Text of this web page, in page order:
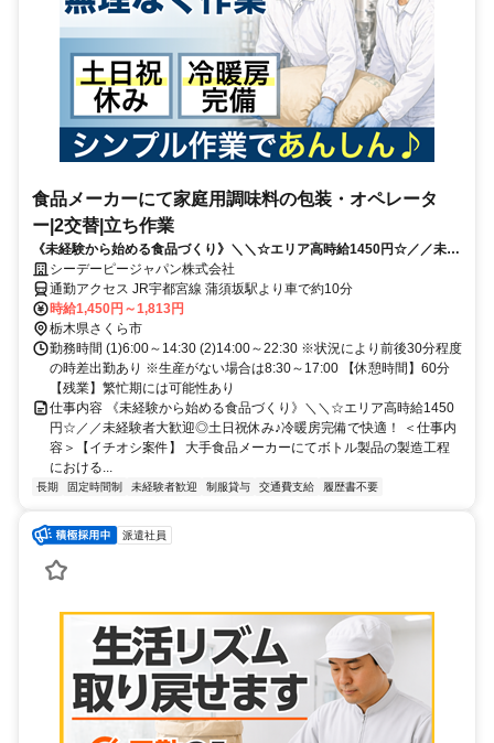
食品メーカーにて家庭用調味料の包装・オペレータ
ー|2交替|立ち作業
《未経験から始める食品づくり》＼＼☆エリア高時給1450円☆／／未経
験者大歓迎◎土日祝休み♪冷暖房完備で快適！
シーデーピージャパン株式会社
通勤アクセス JR宇都宮線 蒲須坂駅より車で約10分
時給1,450円～1,813円
栃木県さくら市
勤務時間 (1)6:00～14:30 (2)14:00～22:30 ※状況により前後30分程度
の時差出勤あり ※生産がない場合は8:30～17:00 【休憩時間】60分
【残業】繁忙期には可能性あり
仕事内容 《未経験から始める食品づくり》＼＼☆エリア高時給1450
円☆／／未経験者大歓迎◎土日祝休み♪冷暖房完備で快適！ ＜仕事内
容＞【イチオシ案件】 大手食品メーカーにてボトル製品の製造工程
における...
長期 固定時間制 未経験者歓迎 制服貸与 交通費支給 履歴書不要
派遣社員